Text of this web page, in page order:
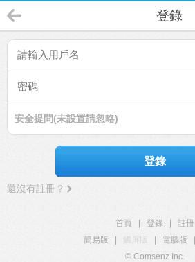
登錄
安全提問(未設置請忽略)
登錄
還沒有註冊？
首頁 登錄
註冊
簡易版
觸屏版 電腦版
© Comsenz Inc.